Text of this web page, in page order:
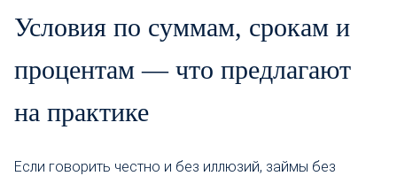
Условия по суммам, срокам и
процентам — что предлагают
на практике
Если говорить честно и без иллюзий, займы без